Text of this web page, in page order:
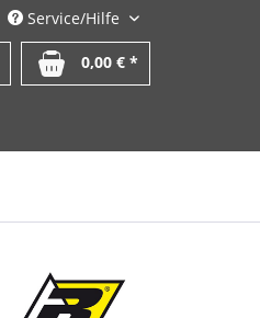
Service/Hilfe
0,00 € *